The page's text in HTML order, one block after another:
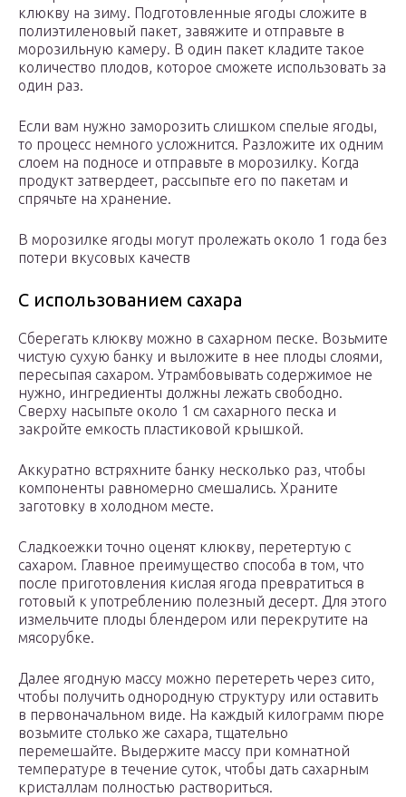
клюкву на зиму. Подготовленные ягоды сложите в
полиэтиленовый пакет, завяжите и отправьте в
морозильную камеру. В один пакет кладите такое
количество плодов, которое сможете использовать за
один раз.
Если вам нужно заморозить слишком спелые ягоды,
то процесс немного усложнится. Разложите их одним
слоем на подносе и отправьте в морозилку. Когда
продукт затвердеет, рассыпьте его по пакетам и
спрячьте на хранение.
В морозилке ягоды могут пролежать около 1 года без
потери вкусовых качеств
С использованием сахара
Сберегать клюкву можно в сахарном песке. Возьмите
чистую сухую банку и выложите в нее плоды слоями,
пересыпая сахаром. Утрамбовывать содержимое не
нужно, ингредиенты должны лежать свободно.
Сверху насыпьте около 1 см сахарного песка и
закройте емкость пластиковой крышкой.
Аккуратно встряхните банку несколько раз, чтобы
компоненты равномерно смешались. Храните
заготовку в холодном месте.
Сладкоежки точно оценят клюкву, перетертую с
сахаром. Главное преимущество способа в том, что
после приготовления кислая ягода превратиться в
готовый к употреблению полезный десерт. Для этого
измельчите плоды блендером или перекрутите на
мясорубке.
Далее ягодную массу можно перетереть через сито,
чтобы получить однородную структуру или оставить
в первоначальном виде. На каждый килограмм пюре
возьмите столько же сахара, тщательно
перемешайте. Выдержите массу при комнатной
температуре в течение суток, чтобы дать сахарным
кристаллам полностью раствориться.